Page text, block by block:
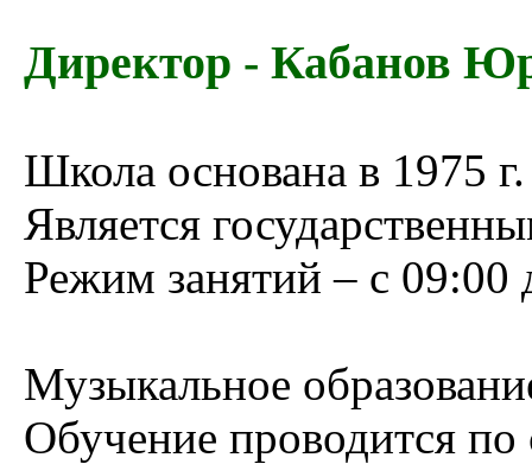
Директор - Кабанов
Школа основана в 1975 г.
Является
Режим занятий – с 09:00
Музыкальное
Обучение проводится по